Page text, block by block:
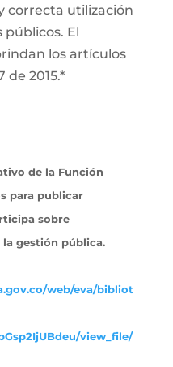
correcta utilización
públicos. El
los artículos
de 2015.*
de la Función
para publicar
sobre
gestión pública.
web/eva/bibliot
view_file/